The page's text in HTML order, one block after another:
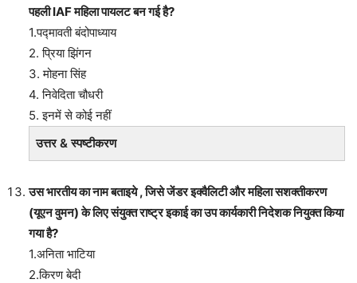
पहली IAF महिला पायलट बन गई है?
1.पद्मावती बंदोपाध्याय
2. प्रिया झिंगन
3. मोहना सिंह
4. निवेदिता चौधरी
5. इनमें से कोई नहीं
उत्तर & स्पष्टीकरण
उस भारतीय का नाम बताइये , जिसे जेंडर इक्वैलिटी और महिला सशक्तीकरण
(यूएन वुमन) के लिए संयुक्त राष्ट्र इकाई का उप कार्यकारी निदेशक नियुक्त किया
गया है?
1.अनिता भाटिया
2.किरण बेदी